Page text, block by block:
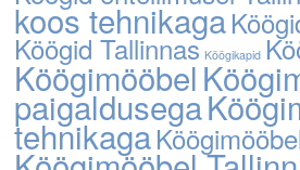
koos tehnikaga
Köögid Tallinnas Köögikapid
Köögimööbel
paigaldusega
tehnikaga